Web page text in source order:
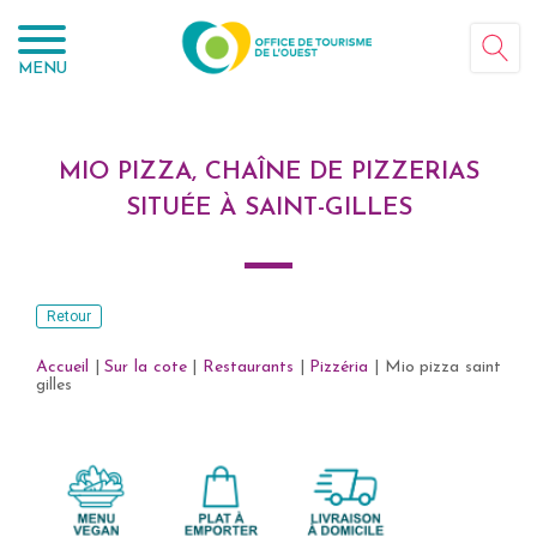
MENU
MIO PIZZA, CHAÎNE DE PIZZERIAS
SITUÉE À SAINT-GILLES
Retour
Accueil |Sur la cote| Restaurants Pizzéria
Mio pizza saint
gilles